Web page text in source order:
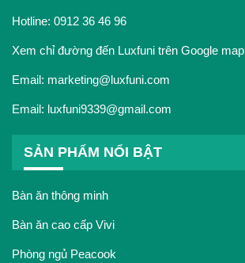
Hotline: 0912 36 46 96
Xem chỉ đường đến Luxfuni trên Google map
Email: marketing@luxfuni.com
Email: luxfuni9339@gmail.com
SẢN PHẨM NỔI BẬT
Bàn ăn thông minh
Bàn ăn cao cấp Vivi
Phòng ngủ Peacook